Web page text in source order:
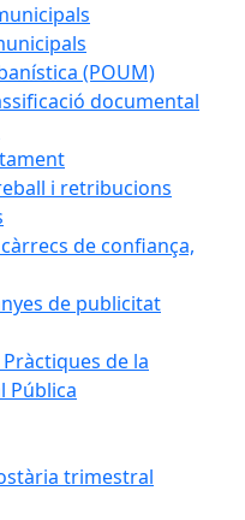
(POUM)
documental
i retribucions
de confiança,
de publicitat
de la
Pública
trimestral